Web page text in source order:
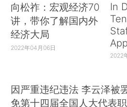
向松祚：宏观经济70
讲，带你了解国内外
经济大局
2022年04月06日
In
2022
因严重违纪违法 李云泽被
免第十四届全国人大代表